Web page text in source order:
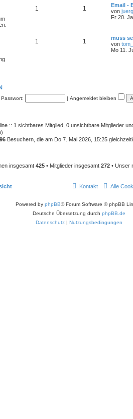
1 1
Email -
von
Fr 20.
1 1
muss
von
Mo 11.
Passwort: | Angemeldet bleiben
:: 1 sichtbares Mitglied, 0 unsichtbare Mitglieder
Besuchern, die am Do 7. Mai 2026, 15:25
insgesamt 425 • Mitglieder insgesamt 272 • Unser
Alle
Kontakt
Powered by phpBB® Forum Software © phpBB
Deutsche Übersetzung durch phpBB.de
Datenschutz | Nutzungsbedingungen